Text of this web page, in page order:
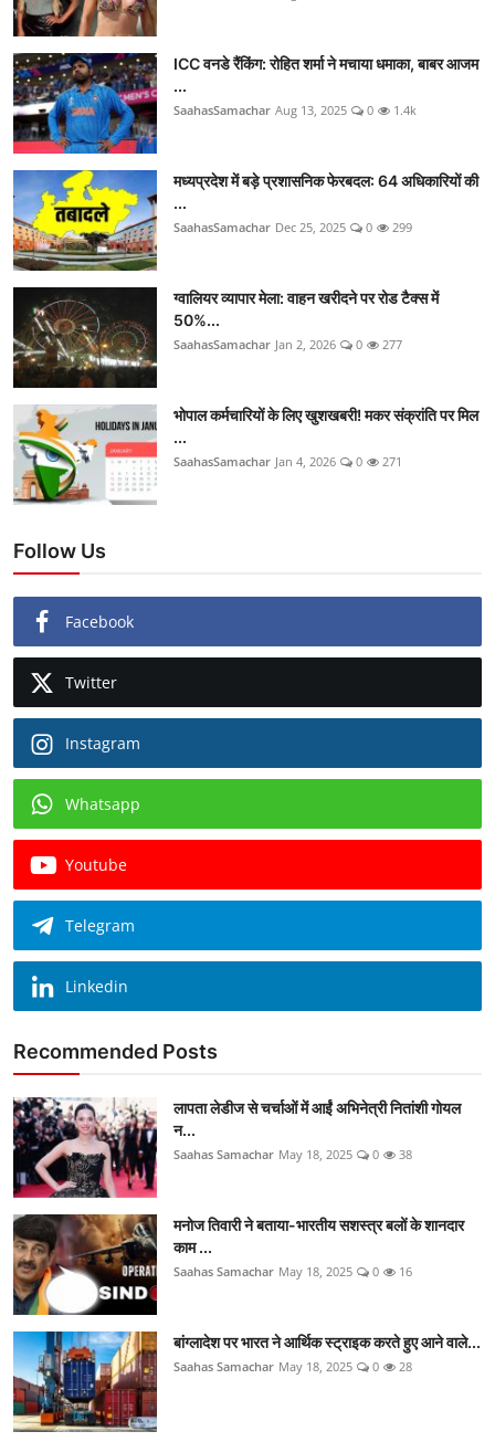
ICC वनडे रैंकिंग: रोहित शर्मा ने मचाया धमाका, बाबर आजम
...
SaahasSamachar Aug 13, 2025 0 1.4k
मध्यप्रदेश में बड़े प्रशासनिक फेरबदल: 64 अधिकारियों की
...
SaahasSamachar Dec 25, 2025 0 299
ग्वालियर व्यापार मेला: वाहन खरीदने पर रोड टैक्स में
50%...
SaahasSamachar Jan 2, 2026 0 277
भोपाल कर्मचारियों के लिए खुशखबरी! मकर संक्रांति पर मिल
...
SaahasSamachar Jan 4, 2026 0 271
Follow Us
Facebook
Twitter
Instagram
Whatsapp
Youtube
Telegram
Linkedin
Recommended Posts
लापता लेडीज से चर्चाओं में आईं अभिनेत्री नितांशी गोयल
न...
Saahas Samachar May 18, 2025 0 38
मनोज तिवारी ने बताया-भारतीय सशस्त्र बलों के शानदार
काम ...
Saahas Samachar May 18, 2025 0 16
बांग्लादेश पर भारत ने आर्थिक स्ट्राइक करते हुए आने वाले...
Saahas Samachar May 18, 2025 0 28